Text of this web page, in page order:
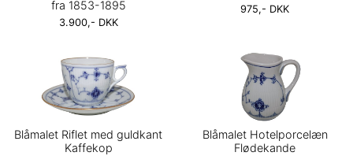
fra 1853-1895
3.900,- DKK
975,- DKK
Blåmalet Riflet med guldkant
Kaffekop
Blåmalet Hotelporcelæn
Flødekande